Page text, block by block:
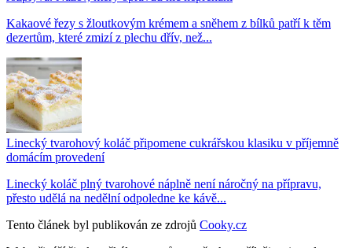
Kakaové řezy s žloutkovým krémem a sněhem z bílků patří k těm
dezertům, které zmizí z plechu dřív, než...
Linecký tvarohový koláč připomene cukrářskou klasiku v příjemně
domácím provedení
Linecký koláč plný tvarohové náplně není náročný na přípravu,
přesto udělá na nedělní odpoledne ke kávě...
Tento článek byl publikován ze zdrojů Cooky.cz